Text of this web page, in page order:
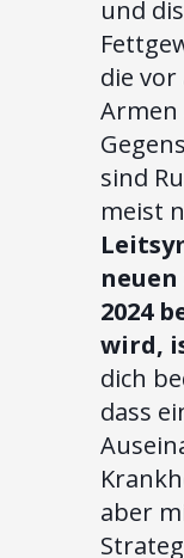
und
die
sind
meist
2024
wird,
dich
dass
aber